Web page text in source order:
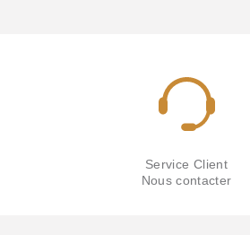
Service Client
Nous contacter